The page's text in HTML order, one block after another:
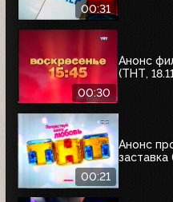
00:31
00:30
Анонс
(ТНТ,
00:21
Анонс